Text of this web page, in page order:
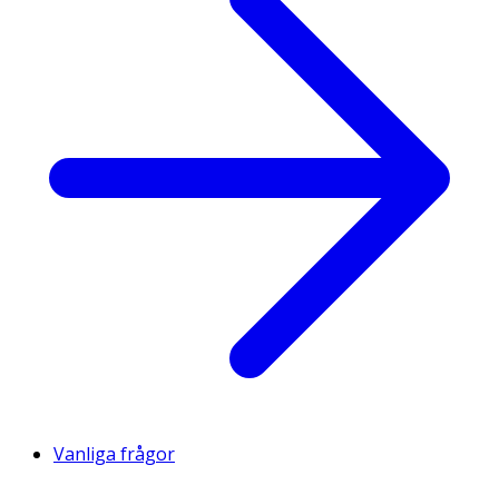
Vanliga frågor